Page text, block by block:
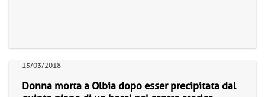
15/03/2018
Donna morta a Olbia dopo esser precipitata dal